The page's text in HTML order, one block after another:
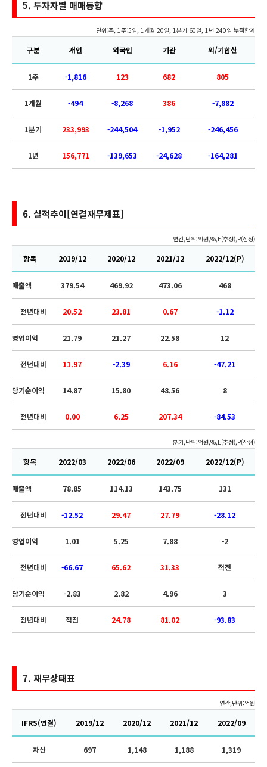
5. 투자자별 매매동향
단위:주, 1주:5일, 1개월:20일, 1분기:60일, 1년:240일 누적합계
구분 개인 외국인 기관 외/기합산
1주 -1,816 123 682 805
1개월 -494 -8,268 386 -7,882
1분기 233,993 -244,504 -1,952 -246,456
1년 156,771 -139,653 -24,628 -164,281
6. 실적추이[연결재무제표]
연간,단위:억원,%,E(추정),P(잠정)
항목 2019/12 2020/12 2021/12 2022/12(P)
매출액 379.54 469.92 473.06 468
전년대비 20.52 23.81 0.67 -1.12
영업이익 21.79 21.27 22.58 12
전년대비 11.97 -2.39 6.16 -47.21
당기순이익 14.87 15.80 48.56 8
전년대비 0.00 6.25 207.34 -84.53
분기,단위:억원,%,E(추정),P(잠정)
항목 2022/03 2022/06 2022/09 2022/12(P)
매출액 78.85 114.13 143.75 131
전년대비 -12.52 29.47 27.79 -28.12
영업이익 1.01 5.25 7.88 -2
전년대비 -66.67 65.62 31.33 적전
당기순이익 -2.83 2.82 4.96 3
전년대비 적전 24.78 81.02 -93.83
7. 재무상태표
연간,단위:억원
IFRS(연결) 2019/12 2020/12 2021/12 2022/09
자산 697 1,148 1,188 1,319